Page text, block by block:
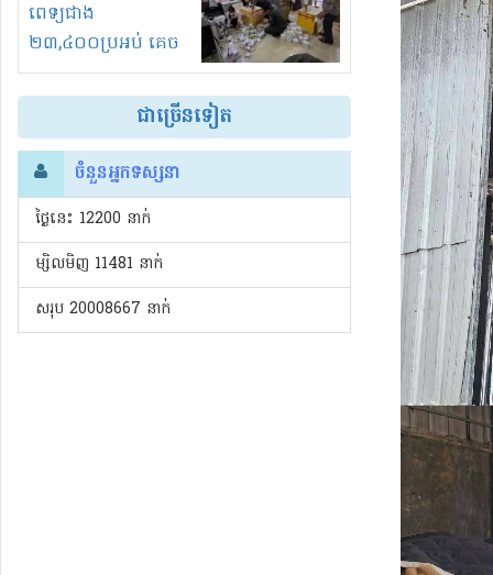
ពេទ្យជាង
២៣,៤០០ប្រអប់ គេច
ពន្ធនិងអត់ច្បាប់នាំ
ចូល!?
ជាច្រើនទៀត
ចំនួនអ្នកទស្សនា
ថ្ងៃនេះ​ 12200 នាក់
ម្សិលមិញ 11481 នាក់
សរុប 20008667 នាក់